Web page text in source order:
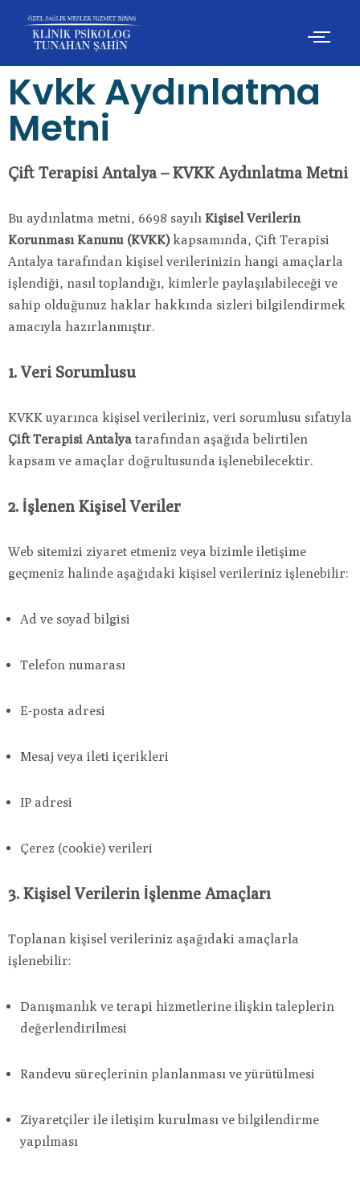
İçeriğe
geç
Kvkk Aydınlatma
Metni
Çift Terapisi Antalya – KVKK Aydınlatma Metni
Bu aydınlatma metni, 6698 sayılı Kişisel Verilerin
Korunması Kanunu (KVKK)kapsamında, Çift Terapisi
Antalya tarafından kişisel verilerinizin hangi amaçlarla
işlendiği, nasıl toplandığı, kimlerle paylaşılabileceği ve
sahip olduğunuz haklar hakkında sizleri bilgilendirmek
amacıyla hazırlanmıştır.
1. Veri Sorumlusu
KVKK uyarınca kişisel verileriniz, veri sorumlusu sıfatıyla
Çift Terapisi Antalya tarafından aşağıda belirtilen
kapsam ve amaçlar doğrultusunda işlenebilecektir.
2. İşlenen Kişisel Veriler
Web sitemizi ziyaret etmeniz veya bizimle iletişime
geçmeniz halinde aşağıdaki kişisel verileriniz işlenebilir:
Ad ve soyad bilgisi
Telefon numarası
E-posta adresi
Mesaj veya ileti içerikleri
IP adresi
Çerez (cookie) verileri
3. Kişisel Verilerin İşlenme Amaçları
Toplanan kişisel verileriniz aşağıdaki amaçlarla
işlenebilir:
Danışmanlık ve terapi hizmetlerine ilişkin taleplerin
değerlendirilmesi
Randevu süreçlerinin planlanması ve yürütülmesi
Ziyaretçiler ile iletişim kurulması ve bilgilendirme
yapılması